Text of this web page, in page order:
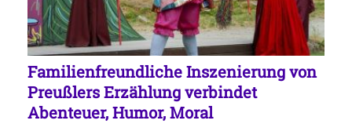
Familienfreundliche Inszenierung von
Preußlers Erzählung verbindet
Abenteuer, Humor, Moral